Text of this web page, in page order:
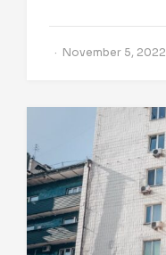
November 5, 2022